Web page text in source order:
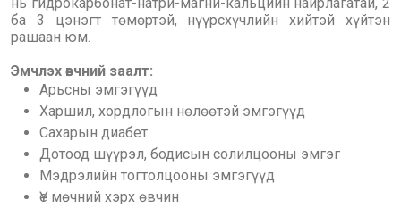
ба 3 цэнэгт төмөртэй, нүүрсхүчлийн хийтэй хүйтэн
рашаан юм.
Эмчлэх өвчний заалт:
Арьсны эмгэгүүд
Харшил, хордлогын нөлөөтэй эмгэгүүд
Сахарын диабет
Дотоод шүүрэл, бодисын солилцооны эмгэг
Мэдрэлийн тогтолцооны эмгэгүүд
Үе мөчний хэрх өвчин